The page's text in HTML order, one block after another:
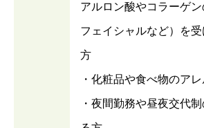
アルロン酸やコラーゲ
フェイシャルなど）を
方
・化粧品や食べ物のア
・夜間勤務や昼夜交代